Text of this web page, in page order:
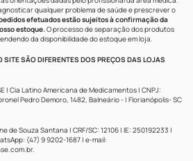
qualquer problema de saúde e prescrever o
efetuados estão sujeitos à confirmação da
estoque.O processo de separação dos produtos
da disponibilidade do estoque em loja.
SÃO DIFERENTES DOS PREÇOS DAS LOJAS
| Cia Latino Americana de Medicamentos | CNPJ:
Pedro Demoro, 1482, Balneário - | Florianópolis- SC
de Souza Santana | CRF/SC: 12106 | IE: 250192233 |
(47) 9 9202-1687 | e-mail:
.